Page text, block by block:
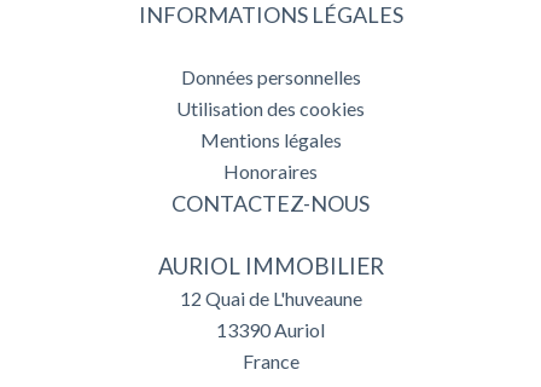
INFORMATIONS LÉGALES
Données personnelles
Utilisation des cookies
Mentions légales
Honoraires
CONTACTEZ-NOUS
AURIOL IMMOBILIER
12 Quai de L'huveaune
13390Auriol
France